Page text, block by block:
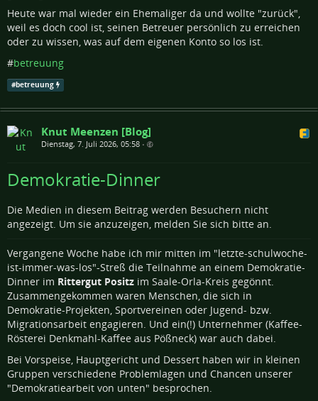
Heute war mal wieder ein Ehemaliger da und wollte "zurück",
weil es doch cool ist, seinen Betreuer persönlich zu erreichen
oder zu wissen, was auf dem eigenen Konto so los ist.
#betreuung
#betreuung
Knut Meenzen [Blog]
Dienstag, 7. Juli 2026, 05:58 •
Demokratie-Dinner
Die Medien in diesem Beitrag werden Besuchern nicht
angezeigt. Um sie anzuzeigen, melden Sie sich bitte an.
Vergangene Woche habe ich mir mitten im "letzte-schulwoche-
ist-immer-was-los"-Streß die Teilnahme an einem Demokratie-
Dinner im Rittergut Positz im Saale-Orla-Kreis gegönnt.
Zusammengekommen waren Menschen, die sich in
Demokratie-Projekten, Sportvereinen oder Jugend- bzw.
Migrationsarbeit engagieren. Und ein(!) Unternehmer (Kaffee-
Rösterei Denkmahl-Kaffee aus Pößneck) war auch dabei.
Bei Vorspeise, Hauptgericht und Dessert haben wir in kleinen
Gruppen verschiedene Problemlagen und Chancen unserer
"Demokratiearbeit von unten" besprochen.